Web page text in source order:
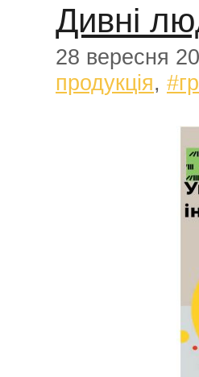
Дивні
28 вересня
продукція,